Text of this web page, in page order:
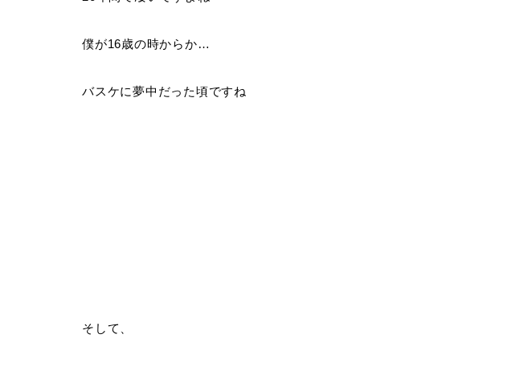
僕が16歳の時からか…
バスケに夢中だった頃ですね
そして、